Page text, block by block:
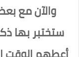
والآن مع
ستختبر بها